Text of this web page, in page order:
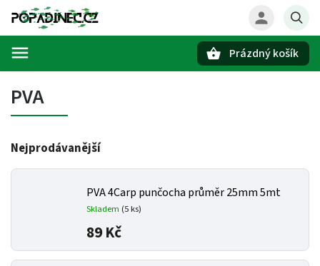
Prázdný košík
PVA
Nejprodávanější
PVA 4Carp punčocha průměr 25mm 5mt
Skladem (5 ks)
89 Kč